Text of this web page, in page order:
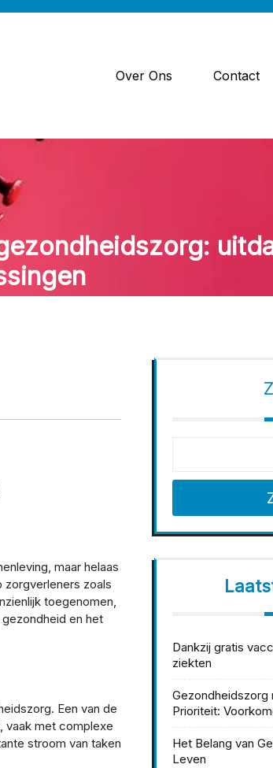
Over Ons Contact
maar helaas
zoals
toegenomen,
en het
Een van de
vaak met complexe
stroom van taken
Dankzij gratis
ziekten
Gezondheidszorg
Prioriteit:
Het Belang van
Leven